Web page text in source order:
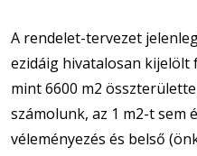
A rendelet-tervezet
ezidáig hivatalosan
mint 6600 m2
számolunk, az 1 m2-t sem
véleményezés és belső